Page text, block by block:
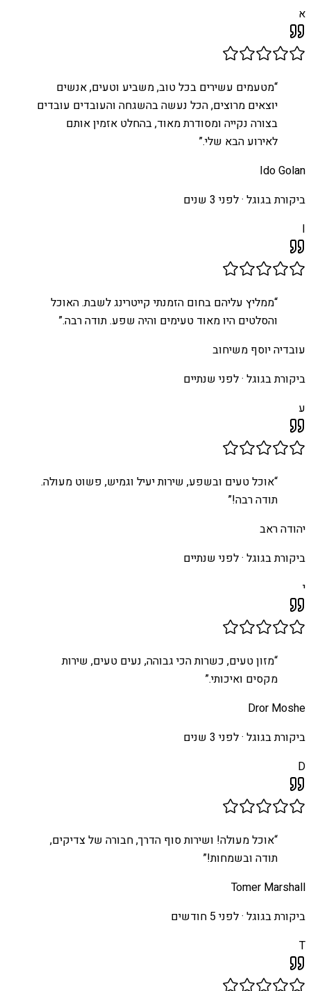
א
“מטעמים עשירים בכל טוב, משביע וטעים, אנשים
יוצאים מרוצים, הכל נעשה בהשגחה והעובדים עובדים
בצורה נקייה ומסודרת מאוד, בהחלט אזמין אותם
לאירוע הבא שלי.”
Ido Golan
ביקורת בגוגל ·לפני 3 שנים
I
“ממליץ עליהם בחום הזמנתי קייטרינג לשבת. האוכל
והסלטים היו מאוד טעימים והיה שפע. תודה רבה.”
עובדיה יוסף משיחוב
ביקורת בגוגל ·לפני שנתיים
ע
“אוכל טעים ובשפע, שירות יעיל וגמיש, פשוט מעולה.
תודה רבה!”
יהודה ראב
ביקורת בגוגל ·לפני שנתיים
י
“מזון טעים, כשרות הכי גבוהה, נעים טעים, שירות
מקסים ואיכותי.”
Dror Moshe
ביקורת בגוגל ·לפני 3 שנים
D
“אוכל מעולה! ושירות סוף הדרך, חבורה של צדיקים,
תודה ובשמחות!”
Tomer Marshall
ביקורת בגוגל ·לפני 5 חודשים
T